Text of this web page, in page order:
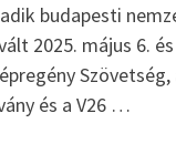
budapesti
2025. május 6.
és a V26 …